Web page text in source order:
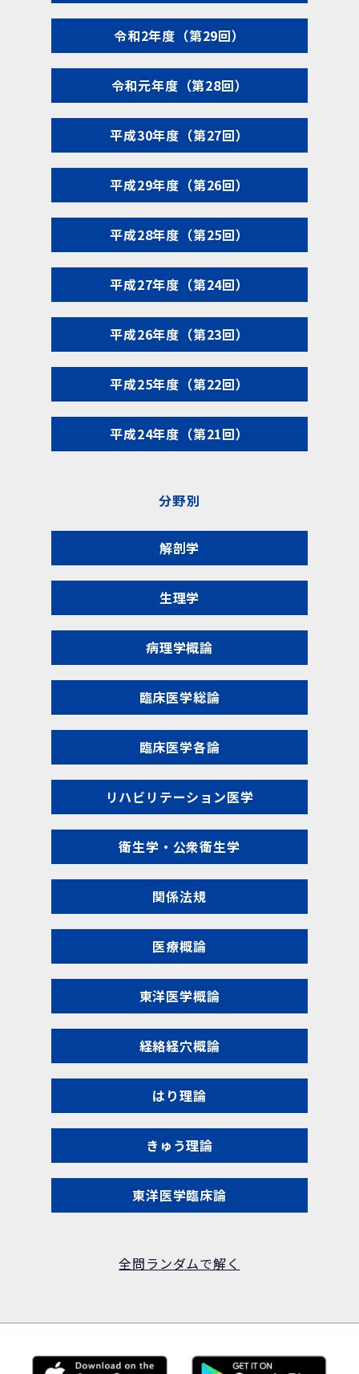
令和2年度（第29回）
令和元年度（第28回）
平成30年度（第27回）
平成29年度（第26回）
平成28年度（第25回）
平成27年度（第24回）
平成26年度（第23回）
平成25年度（第22回）
平成24年度（第21回）
分野別
解剖学
生理学
病理学概論
臨床医学総論
臨床医学各論
リハビリテーション医学
衛生学・公衆衛生学
関係法規
医療概論
東洋医学概論
経絡経穴概論
はり理論
きゅう理論
東洋医学臨床論
全問ランダムで解く